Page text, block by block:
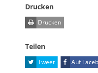
Drucken
Drucken
Teilen
Tweet Auf